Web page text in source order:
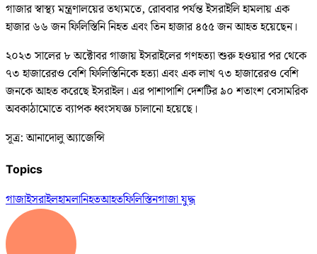
গাজার স্বাস্থ্য মন্ত্রণালয়ের তথ্যমতে, রোববার পর্যন্ত ইসরাইলি হামলায় এক
হাজার ৬৬ জন ফিলিস্তিনি নিহত এবং তিন হাজার ৪৫৫ জন আহত হয়েছেন।
২০২৩ সালের ৮ অক্টোবর গাজায় ইসরাইলের গণহত্যা শুরু হওয়ার পর থেকে
৭৩ হাজারেরও বেশি ফিলিস্তিনিকে হত্যা এবং এক লাখ ৭৩ হাজারেরও বেশি
জনকে আহত করেছে ইসরাইল। এর পাশাপাশি দেশটির ৯০ শতাংশ বেসামরিক
অবকাঠামোতে ব্যাপক ধ্বংসযজ্ঞ চালানো হয়েছে।
সূত্র: আনাদোলু অ্যাজেন্সি
Topics
গাজাইসরাইলহামলানিহতআহতফিলিস্তিনগাজা যুদ্ধ